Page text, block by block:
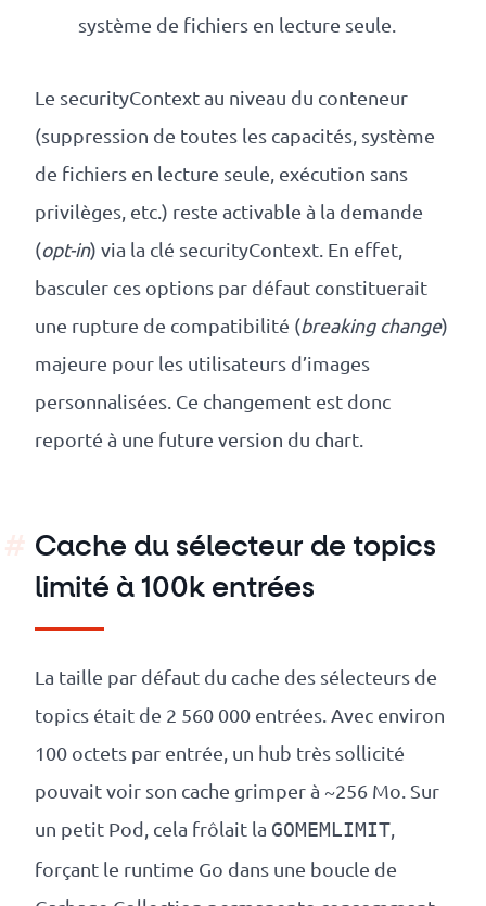
système de fichiers en lecture seule.
Le securityContext au niveau du conteneur
(suppression de toutes les capacités, système
de fichiers en lecture seule, exécution sans
privilèges, etc.) reste activable à la demande
(opt-in) via la clé securityContext. En effet,
basculer ces options par défaut constituerait
une rupture de compatibilité (breaking change)
majeure pour les utilisateurs d’images
personnalisées. Ce changement est donc
reporté à une future version du chart.
Cache du sélecteur de topics
limité à 100k entrées
La taille par défaut du cache des sélecteurs de
topics était de 2 560 000 entrées. Avec environ
100 octets par entrée, un hub très sollicité
pouvait voir son cache grimper à ~256 Mo. Sur
un petit Pod, cela frôlait la GOMEMLIMIT,
forçant le runtime Go dans une boucle de